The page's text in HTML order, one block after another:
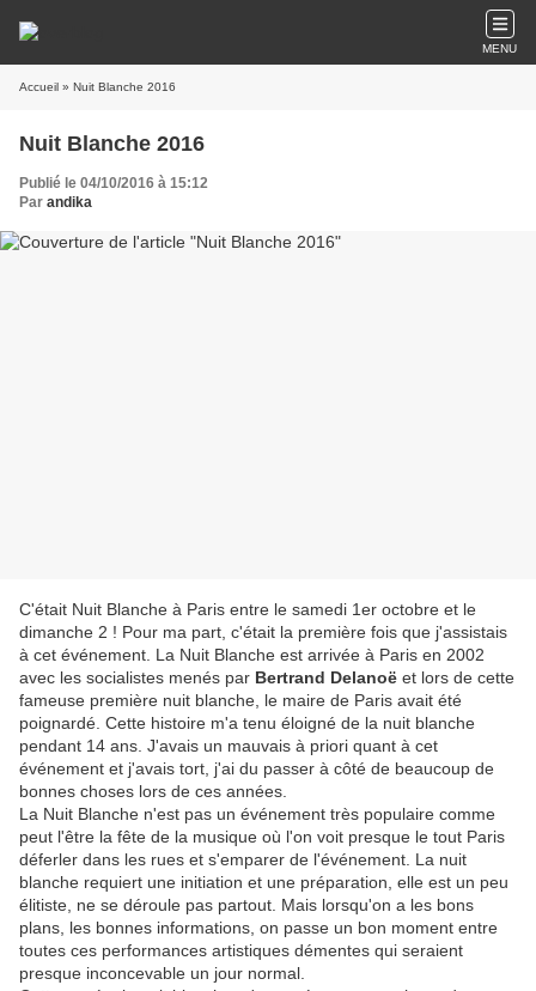
MENU
Accueil » Nuit Blanche 2016
Nuit Blanche 2016
Publié le 04/10/2016 à 15:12
Par andika
C'était Nuit Blanche à Paris entre le samedi 1er octobre et le
dimanche 2 ! Pour ma part, c'était la première fois que j'assistais
à cet événement. La Nuit Blanche est arrivée à Paris en 2002
avec les socialistes menés par Bertrand Delanoë et lors de cette
fameuse première nuit blanche, le maire de Paris avait été
poignardé. Cette histoire m'a tenu éloigné de la nuit blanche
pendant 14 ans. J'avais un mauvais à priori quant à cet
événement et j'avais tort, j'ai du passer à côté de beaucoup de
bonnes choses lors de ces années.
La Nuit Blanche n'est pas un événement très populaire comme
peut l'être la fête de la musique où l'on voit presque le tout Paris
déferler dans les rues et s'emparer de l'événement. La nuit
blanche requiert une initiation et une préparation, elle est un peu
élitiste, ne se déroule pas partout. Mais lorsqu'on a les bons
plans, les bonnes informations, on passe un bon moment entre
toutes ces performances artistiques démentes qui seraient
presque inconcevable un jour normal.